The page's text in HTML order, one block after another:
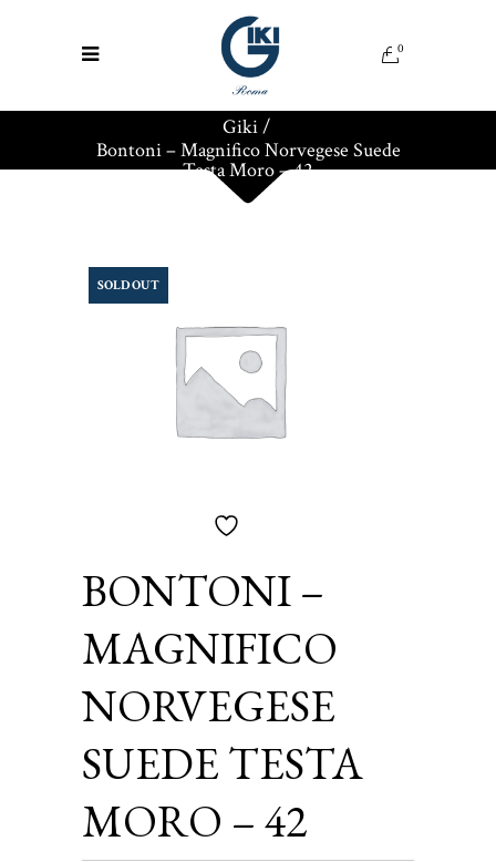
0
Giki/
Bontoni – Magnifico Norvegese Suede
Testa Moro – 42
SOLD OUT
BONTONI –
MAGNIFICO
NORVEGESE
SUEDE TESTA
MORO – 42